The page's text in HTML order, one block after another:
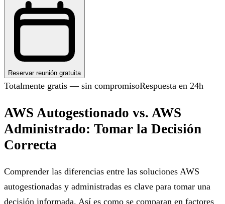
Reservar reunión gratuita
Totalmente gratis — sin compromisoRespuesta en 24h
AWS Autogestionado vs. AWS
Administrado: Tomar la Decisión
Correcta
Comprender las diferencias entre las soluciones AWS
autogestionadas y administradas es clave para tomar una
decisión informada. Así es como se comparan en factores